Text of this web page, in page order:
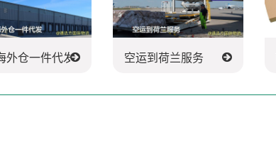
外仓一件代发 空运到荷兰服务